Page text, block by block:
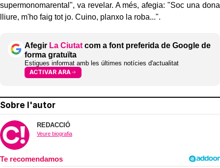
supermonomarental", va revelar. A més, afegia: "Soc una dona
lliure, m'ho faig tot jo. Cuino, planxo la roba...".
Afegir La Ciutat com a font preferida de Google de
forma gratuïta
Estigues informat amb les últimes notícies d'actualitat
ACTIVAR ARA
Sobre l'autor
REDACCIÓ
Veure biografia